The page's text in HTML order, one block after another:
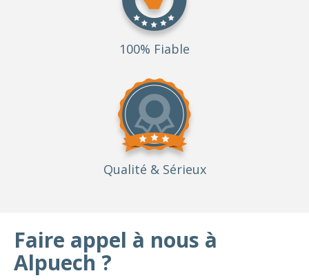
100% Fiable
Qualité & Sérieux
Faire appel à nous à
Alpuech ?